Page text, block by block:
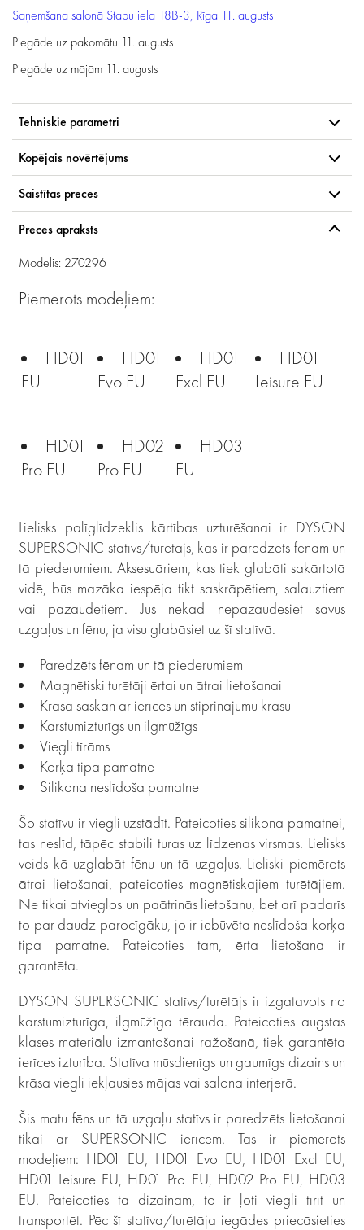
Saņemšana salonā Stabu iela 18B-3, Rīga 11. augusts
Piegāde uz pakomātu 11. augusts
Piegāde uz mājām 11. augusts
Tehniskie parametri
Kopējais novērtējums
Saistītas preces
Preces apraksts
Modelis: 270296
Piemērots modeļiem:
HD01
EU
HD01
Evo EU
HD01
Excl EU
HD01
Leisure EU
HD01
Pro EU
HD02
Pro EU
HD03
EU
Lielisks palīglīdzeklis kārtības uzturēšanai ir DYSON
SUPERSONIC statīvs/turētājs, kas ir paredzēts fēnam un
tā piederumiem. Aksesuāriem, kas tiek glabāti sakārtotā
vidē, būs mazāka iespēja tikt saskrāpētiem, salauztiem
vai pazaudētiem. Jūs nekad nepazaudēsiet savus
uzgaļus un fēnu, ja visu glabāsiet uz šī statīvā.
Paredzēts fēnam un tā piederumiem
Magnētiski turētāji ērtai un ātrai lietošanai
Krāsa saskan ar ierīces un stiprinājumu krāsu
Karstumizturīgs un ilgmūžīgs
Viegli tīrāms
Korķa tipa pamatne
Silikona neslīdoša pamatne
Šo statīvu ir viegli uzstādīt. Pateicoties silikona pamatnei,
tas neslīd, tāpēc stabili turas uz līdzenas virsmas. Lielisks
veids kā uzglabāt fēnu un tā uzgaļus. Lieliski piemērots
ātrai lietošanai, pateicoties magnētiskajiem turētājiem.
Ne tikai atvieglos un paātrinās lietošanu, bet arī padarīs
to par daudz parocīgāku, jo ir iebūvēta neslīdoša korķa
tipa pamatne. Pateicoties tam, ērta lietošana ir
garantēta.
DYSON SUPERSONIC statīvs/turētājs ir izgatavots no
karstumizturīga, ilgmūžīga tērauda. Pateicoties augstas
klases materiālu izmantošanai ražošanā, tiek garantēta
ierīces izturība. Statīva mūsdienīgs un gaumīgs dizains un
krāsa viegli iekļausies mājas vai salona interjerā.
Šis matu fēns un tā uzgaļu statīvs ir paredzēts lietošanai
tikai ar SUPERSONIC ierīcēm. Tas ir piemērots
modeļiem: HD01 EU, HD01 Evo EU, HD01 Excl EU,
HD01 Leisure EU, HD01 Pro EU, HD02 Pro EU, HD03
EU. Pateicoties tā dizainam, to ir ļoti viegli tīrīt un
transportēt. Pēc šī statīva/turētāja iegādes priecāsieties